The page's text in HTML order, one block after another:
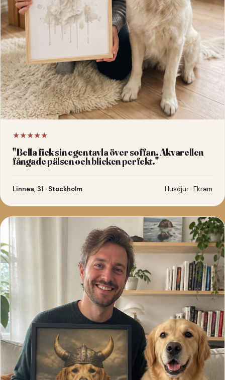
★★★★★
"Bella fick sin egen tavla över soffan. Akvarellen
fångade pälsen och blicken perfekt."
Linnea, 31 · Stockholm Husdjur · Ekram